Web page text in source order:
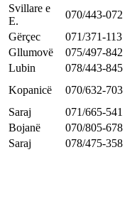
Svillare e
E.
070/443-072
Gërçec 071/371-113
Gllumovë 075/497-842
Lubin 078/443-845
Kopanicë 070/632-703
Saraj 071/665-541
Bojanë 070/805-678
Saraj 078/475-358